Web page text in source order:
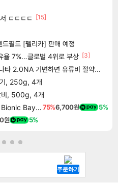
ㄷㄷㄷㄷ
[15]
드필드 [펠리카] 판매 예정
율 7%…글로벌 4위로 부상 [3]
기변하면 유류비 절약이 얼마나 될까요..?
기, 250g, 4개
비, 500g, 4개
바이오닉 베이 디럭스 에디션 Bionic Bay Deluxe Edition75%6,700원 5%
원 5%